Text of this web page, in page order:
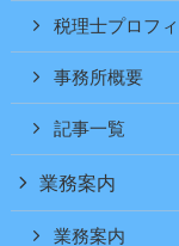
税理士プロフ
事務所概要
記事一覧
業務案内
業務案内